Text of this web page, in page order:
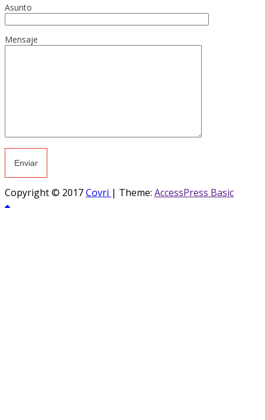
Asunto
Mensaje
Copyright © 2017Covri | Theme: AccessPress Basic